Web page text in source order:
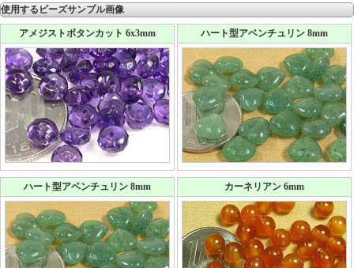
使用するビーズサンプル画像
アメジストボタンカット 6x3mm ハート型アベンチュリン 8mm
ハート型アベンチュリン 8mm カーネリアン 6mm